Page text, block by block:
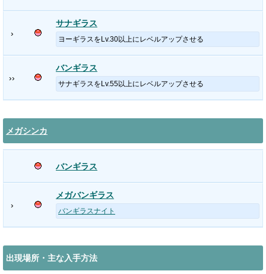
›
サナギラス
ヨーギラスをLv.30以上にレベルアップさせる
››
バンギラス
サナギラスをLv.55以上にレベルアップさせる
メガシンカ
バンギラス
›
メガバンギラス
バンギラスナイト
出現場所・主な入手方法